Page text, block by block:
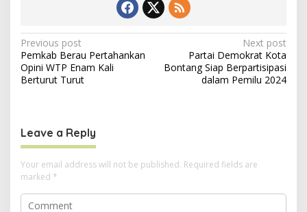
P
o
s
n
a
v
i
g
Previous post
Pemkab Berau Pertahankan
Opini WTP Enam Kali
Berturut Turut
Next post
Partai Demokrat Kota
Bontang Siap Berpartisipasi
dalam Pemilu 2024
Leave a Reply
Your email address will not be published. Required fields are
marked *